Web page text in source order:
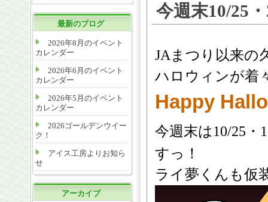
最新のブログ
2026年8月のイベント
カレンダー
2026年6月のイベント
カレンダー
2026年5月のイベント
カレンダー
2026ゴールデンウイー
ク！
アイス工房よりお知ら
せ
アーカイブ
今週末10/25
JAまつり以来
ハロウィンが着
Happy
今週末は10/25・
すっ！
ライ夢くんも仮